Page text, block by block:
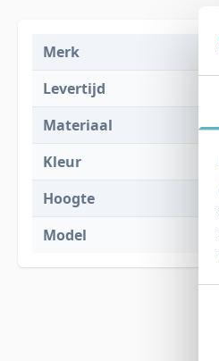
Merk
Levertijd
Materiaal
Kleur
Hoogte
Model